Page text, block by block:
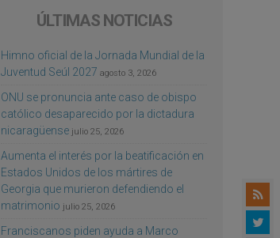
ÚLTIMAS NOTICIAS
Himno oficial de la Jornada Mundial de la
Juventud Seúl 2027 agosto 3, 2026
ONU se pronuncia ante caso de obispo
católico desaparecido por la dictadura
nicaragüense julio 25, 2026
Aumenta el interés por la beatificación en
Estados Unidos de los mártires de
Georgia que murieron defendiendo el
matrimonio julio 25, 2026
Franciscanos piden ayuda a Marco